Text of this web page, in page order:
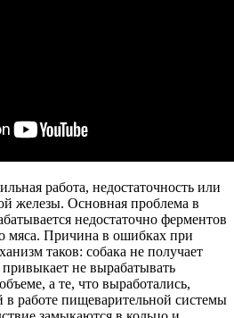
работа, недостаточность или
железы. Основная проблема в
недостаточно ферментов
мяса. Причина в ошибках при
таков: собака не получает
не вырабатывать
а те, что выработались,
работе пищеварительной системы